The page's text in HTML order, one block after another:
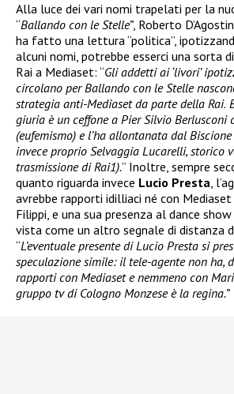
Alla luce dei vari nomi trapelati per la
“Ballando con le Stelle”, Roberto
ha fatto una lettura “politica”,
alcuni nomi, potrebbe esserci una sorta
Rai a Mediaset: “Gli addetti ai ‘livori’
circolano per Ballando con le Stelle
strategia anti-Mediaset da parte della Rai.
giuria è un ceffone a Pier Silvio Berlusconi
(eufemismo) e l’ha allontanata dal
invece proprio Selvaggia Lucarelli, storico
trasmissione di Rai1).” Inoltre, sempre
quanto riguarda invece Lucio Presta,
avrebbe rapporti idilliaci né con
Filippi, e una sua presenza al dance
vista come un altro segnale di distanza
“L’eventuale presente di Lucio Presta si
speculazione simile: il tele-agente non ha,
rapporti con Mediaset e nemmeno con
gruppo tv di Cologno Monzese è la regina.”